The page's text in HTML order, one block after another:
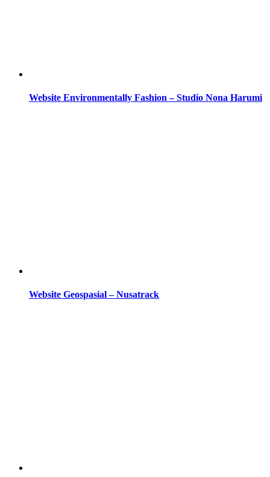
Website Environmentally Fashion – Studio Nona Harumi
Website Geospasial – Nusatrack